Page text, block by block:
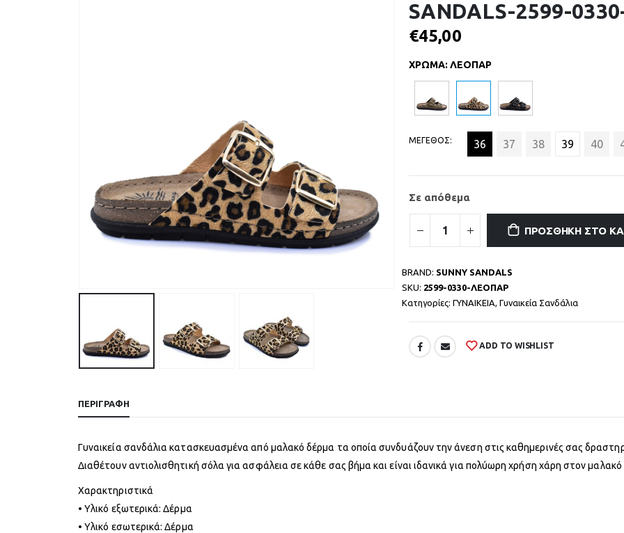
SANDALS-2599-
€45,00
ΧΡΩΜΑ: ΛΕΟΠΑΡ
ΜΕΓΕΘΟΣ 36 37 38 39 40
Σε απόθεμα
ΠΡΟΣΘΉΚΗ ΣΤΟ
BRAND: SUNNY SANDALS
SKU: 2599-0330-ΛΕΟΠΑΡ
Κατηγορίες: ΓΥΝΑΙΚΕΙΑ, Γυναικεία Σανδάλια
ADD TO WISHLIST
ΠΕΡΙΓΡΑΦΉ
Γυναικεία σανδάλια κατασκευασμένα από μαλακό δέρμα τα οποία συνδυάζουν την άνεση στις καθημερινές σας
Διαθέτουν αντιολισθητική σόλα για ασφάλεια σε κάθε σας βήμα και είναι ιδανικά για πολύωρη χρήση χάρη στον
Χαρακτηριστικά
• Υλικό εξωτερικά: Δέρμα
• Υλικό εσωτερικά: Δέρμα